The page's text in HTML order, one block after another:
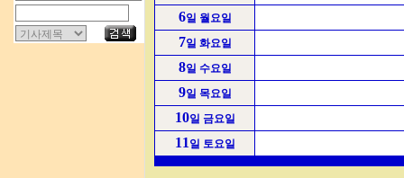
6일 월요일
7일 화요일
8일 수요일
9일 목요일
10일 금요일
11일 토요일